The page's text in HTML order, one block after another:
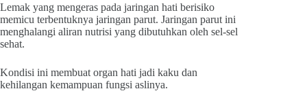
Lemak yang mengeras pada jaringan hati berisiko
memicu terbentuknya jaringan parut. Jaringan parut ini
menghalangi aliran nutrisi yang dibutuhkan oleh sel-sel
sehat.
Kondisi ini membuat organ hati jadi kaku dan
kehilangan kemampuan fungsi aslinya.